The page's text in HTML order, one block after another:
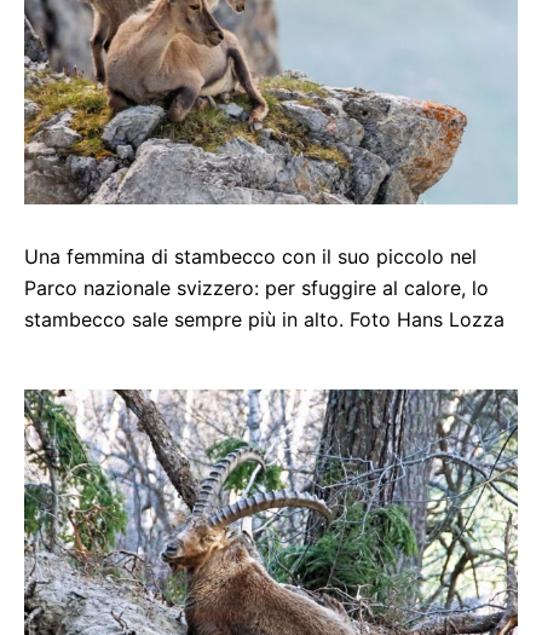
Una femmina di stambecco con il suo piccolo nel
Parco nazionale svizzero: per sfuggire al calore, lo
stambecco sale sempre più in alto. Foto Hans Lozza